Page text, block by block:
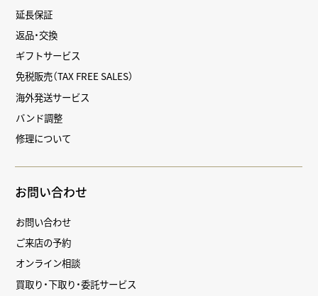
延長保証
返品・交換
ギフトサービス
免税販売（TAX FREE SALES）
海外発送サービス
バンド調整
修理について
お問い合わせ
お問い合わせ
ご来店の予約
オンライン相談
買取り・下取り・委託サービス